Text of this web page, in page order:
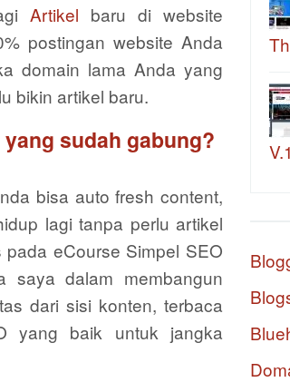
Artikel baru di website
postingan website Anda
domain lama Anda yang
bikin artikel baru.
sudah gabung?
bisa auto fresh content,
lagi tanpa perlu artikel
eCourse Simpel SEO
saya dalam membangun
dari sisi konten, terbaca
yang baik untuk jangka